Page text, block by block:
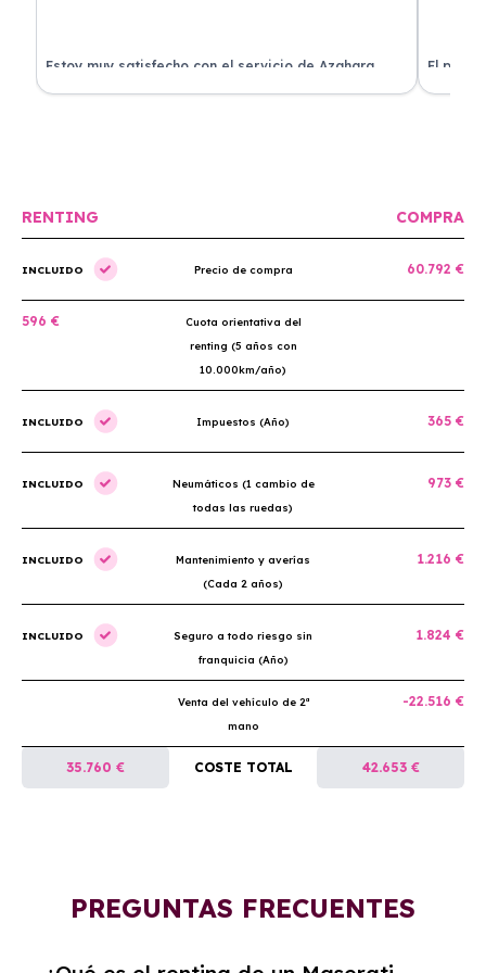
Estoy muy satisfecho con el servicio de Azahara
Renting. El coche está en perfectas condiciones y el
El
llegó
RENTING COMPRA
INCLUIDO Precio de compra 60.792 €
596 €
Cuota orientativa del
renting (5 años con
10.000km/año)
INCLUIDO Impuestos (Año) 365 €
INCLUIDO
Neumáticos (1 cambio de
todas las ruedas)
973 €
INCLUIDO
Mantenimiento y averías
(Cada 2 años)
1.216 €
INCLUIDO
Seguro a todo riesgo sin
franquicia (Año)
1.824 €
Venta del vehículo de 2ª
mano
-22.516 €
35.760 € COSTE TOTAL 42.653 €
PREGUNTAS FRECUENTES